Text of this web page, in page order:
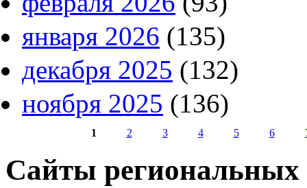
января 2026 (135)
декабря 2025 (132)
ноября 2025 (136)
1 2 3 4 5 6
Сайты